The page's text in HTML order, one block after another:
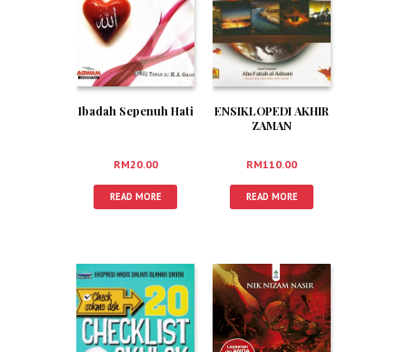
Ibadah Sepenuh Hati
RM20.00
READ MORE
ENSIKLOPEDI AKHIR
ZAMAN
RM110.00
READ MORE